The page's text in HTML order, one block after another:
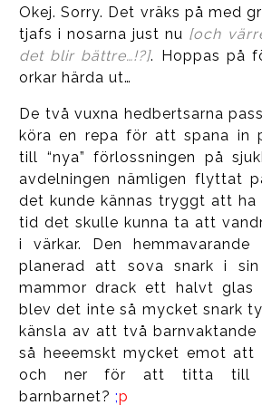
Okej. Sorry. Det vräks på med
tjafs i nosarna just nu [och
det blir bättre…!?]. Hoppas på
orkar härda ut…
De två vuxna hedbertsarna
köra en repa för att spana in
till “nya” förlossningen på
avdelningen nämligen flyttat
det kunde kännas tryggt att
tid det skulle kunna ta att
i värkar. Den
planerad att sova snark i
mammor drack ett halvt
blev det inte så mycket snark
känsla av att två barnvaktande
så heeemskt mycket emot att
och ner för att titta till
barnbarnet? ;p